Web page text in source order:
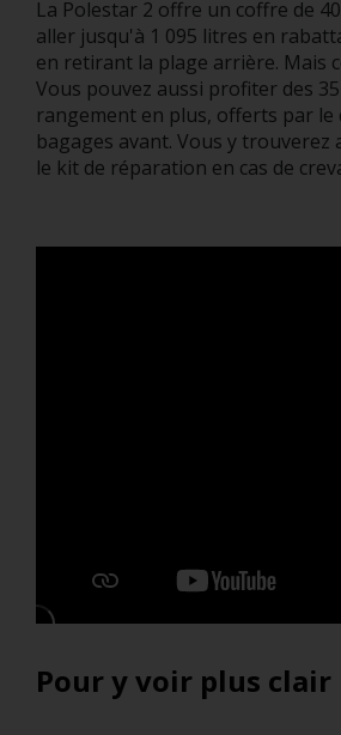
La Polestar 2 offre un coffre de
aller jusqu'à 1 095 litres en
en retirant la plage arrière. Mais
Vous pouvez aussi profiter des
rangement en plus, offerts par le
bagages avant. Vous y trouverez
le kit de réparation en cas de
Pour y voir plus clair